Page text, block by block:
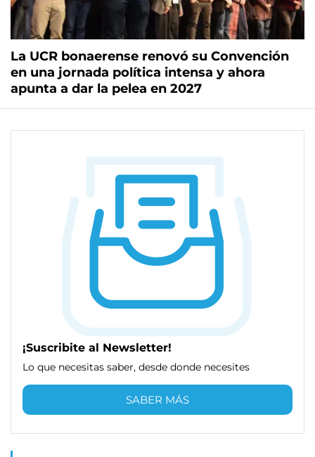
La UCR bonaerense renovó su Convención
en una jornada política intensa y ahora
apunta a dar la pelea en 2027
¡Suscribite al Newsletter!
Lo que necesitas saber, desde donde necesites
SABER MÁS